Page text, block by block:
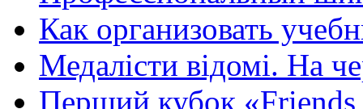
Как организовать
Медалісти відомі. На
Перший кубок «Friends